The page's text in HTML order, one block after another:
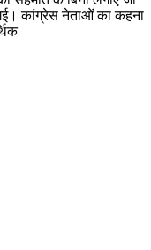
गई। कांग्रेस नेताओं का कहना